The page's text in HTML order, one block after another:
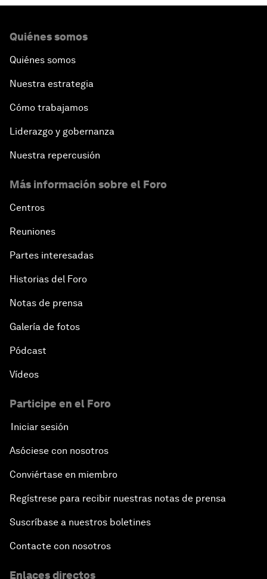
Quiénes somos
Quiénes somos
Nuestra estrategia
Cómo trabajamos
Liderazgo y gobernanza
Nuestra repercusión
Más información sobre el Foro
Centros
Reuniones
Partes interesadas
Historias del Foro
Notas de prensa
Galería de fotos
Pódcast
Vídeos
Participe en el Foro
Iniciar sesión
Asóciese con nosotros
Conviértase en miembro
Regístrese para recibir nuestras notas de prensa
Suscríbase a nuestros boletines
Contacte con nosotros
Enlaces directos